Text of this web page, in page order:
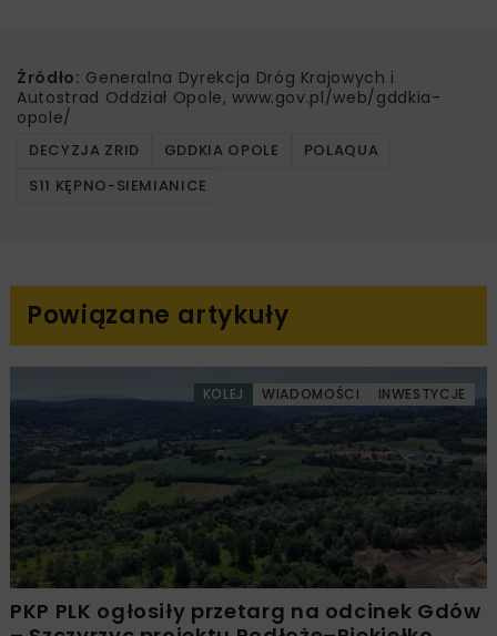
Źródło: Generalna Dyrekcja Dróg Krajowych i
Autostrad Oddział Opole, www.gov.pl/web/gddkia-
opole/
DECYZJA ZRID GDDKIA OPOLE
POLAQUA
S11 KĘPNO-SIEMIANICE
Powiązane artykuły
KOLEJ WIADOMOŚCI INWESTYCJE
PKP PLK ogłosiły przetarg na odcinek Gdów